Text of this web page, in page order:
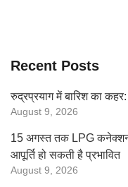
Recent Posts
रुद्रप्रयाग में बारिश का
August 9, 2026
15 अगस्त तक LPG
आपूर्ति हो सकती है प्रभावित
August 9, 2026